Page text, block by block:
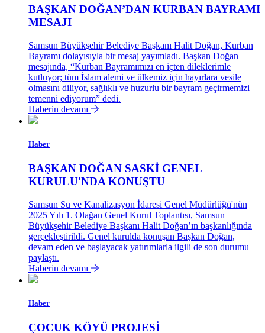
BAŞKAN DOĞAN’DAN KURBAN BAYRAMI
MESAJI
Samsun Büyükşehir Belediye Başkanı Halit Doğan, Kurban
Bayramı dolayısıyla bir mesaj yayımladı. Başkan Doğan
mesajında, “Kurban Bayramımızı en içten dileklerimle
kutluyor; tüm İslam alemi ve ülkemiz için hayırlara vesile
olmasını diliyor, sağlıklı ve huzurlu bir bayram geçirmemizi
temenni ediyorum” dedi.
Haberin devamı
Haber
BAŞKAN DOĞAN SASKİ GENEL
KURULU'NDA KONUŞTU
Samsun Su ve Kanalizasyon İdaresi Genel Müdürlüğü'nün
2025 Yılı 1. Olağan Genel Kurul Toplantısı, Samsun
Büyükşehir Belediye Başkanı Halit Doğan’ın başkanlığında
gerçekleştirildi. Genel kurulda konuşan Başkan Doğan,
devam eden ve başlayacak yatırımlarla ilgili de son durumu
paylaştı.
Haberin devamı
Haber
ÇOCUK KÖYÜ PROJESİ